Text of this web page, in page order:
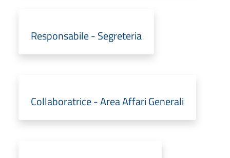
Responsabile - Segreteria
Collaboratrice - Area Affari Generali